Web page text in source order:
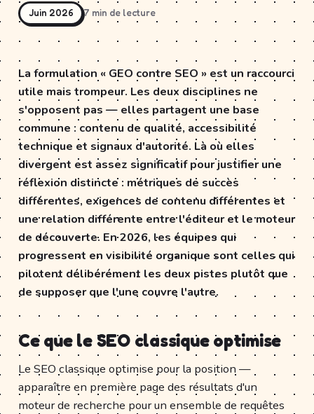
Juin 2026 7 min de lecture
La formulation « GEO contre SEO » est un raccourci
utile mais trompeur. Les deux disciplines ne
s'opposent pas — elles partagent une base
commune : contenu de qualité, accessibilité
technique et signaux d'autorité. Là où elles
divergent est assez significatif pour justifier une
réflexion distincte : métriques de succès
différentes, exigences de contenu différentes et
une relation différente entre l'éditeur et le moteur
de découverte. En 2026, les équipes qui
progressent en visibilité organique sont celles qui
pilotent délibérément les deux pistes plutôt que
de supposer que l'une couvre l'autre.
Ce que le SEO classique optimise
Le SEO classique optimise pour la position —
apparaître en première page des résultats d'un
moteur de recherche pour un ensemble de requêtes